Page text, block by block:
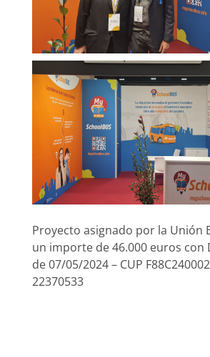
Proyecto asignado por la Unión
un importe de 46.000 euros con
de 07/05/2024 – CUP
22370533